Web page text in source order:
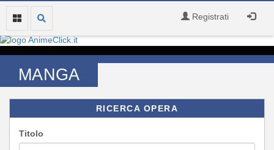
Registrati
MANGA
RICERCA OPERA
Titolo